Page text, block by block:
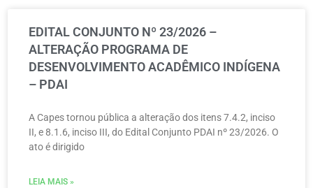
EDITAL CONJUNTO Nº 23/2026 –
ALTERAÇÃO PROGRAMA DE
DESENVOLVIMENTO ACADÊMICO INDÍGENA
– PDAI
A Capes tornou pública a alteração dos itens 7.4.2, inciso
II, e 8.1.6, inciso III, do Edital Conjunto PDAI nº 23/2026. O
ato é dirigido
LEIA MAIS »